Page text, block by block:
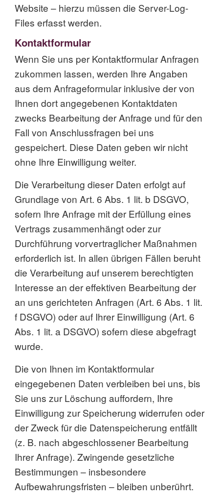
Website – hierzu müssen die Server-Log-
Files erfasst werden.
Kontaktformular
Wenn Sie uns per Kontaktformular Anfragen
zukommen lassen, werden Ihre Angaben
aus dem Anfrageformular inklusive der von
Ihnen dort angegebenen Kontaktdaten
zwecks Bearbeitung der Anfrage und für den
Fall von Anschlussfragen bei uns
gespeichert. Diese Daten geben wir nicht
ohne Ihre Einwilligung weiter.
Die Verarbeitung dieser Daten erfolgt auf
Grundlage von Art. 6 Abs. 1 lit. b DSGVO,
sofern Ihre Anfrage mit der Erfüllung eines
Vertrags zusammenhängt oder zur
Durchführung vorvertraglicher Maßnahmen
erforderlich ist. In allen übrigen Fällen beruht
die Verarbeitung auf unserem berechtigten
Interesse an der effektiven Bearbeitung der
an uns gerichteten Anfragen (Art. 6 Abs. 1 lit.
f DSGVO) oder auf Ihrer Einwilligung (Art. 6
Abs. 1 lit. a DSGVO) sofern diese abgefragt
wurde.
Die von Ihnen im Kontaktformular
eingegebenen Daten verbleiben bei uns, bis
Sie uns zur Löschung auffordern, Ihre
Einwilligung zur Speicherung widerrufen oder
der Zweck für die Datenspeicherung entfällt
(z. B. nach abgeschlossener Bearbeitung
Ihrer Anfrage). Zwingende gesetzliche
Bestimmungen – insbesondere
Aufbewahrungsfristen – bleiben unberührt.